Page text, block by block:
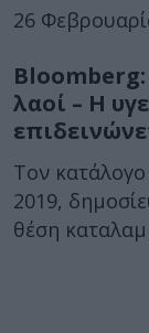
26
Bloomberg:
λαοί – Η
Τον κατάλογο
2019,
θέση